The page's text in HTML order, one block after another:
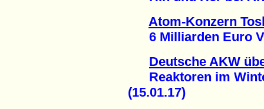
Atom-Konzern
6 Milliarden Euro
Deutsche AKW
Reaktoren im
(15.01.17)